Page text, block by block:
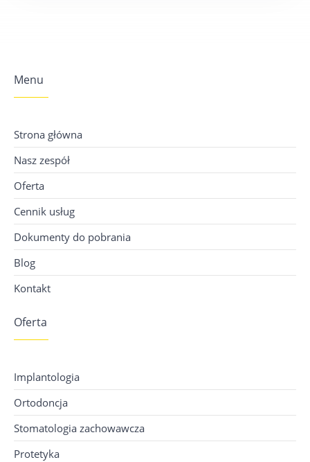
Menu
Strona główna
Nasz zespół
Oferta
Cennik usług
Dokumenty do pobrania
Blog
Kontakt
Oferta
Implantologia
Ortodoncja
Stomatologia zachowawcza
Protetyka